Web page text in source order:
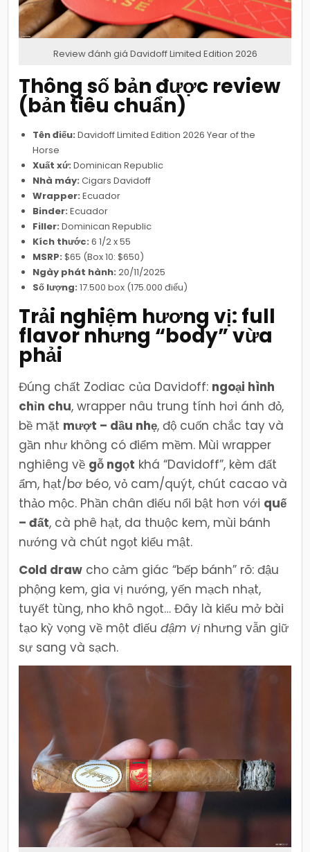
Review đánh giá Davidoff Limited Edition 2026
Thông số bản được review
(bản tiêu chuẩn)
Tên điếu: Davidoff Limited Edition 2026 Year of the
Horse
Xuất xứ: Dominican Republic
Nhà máy: Cigars Davidoff
Wrapper: Ecuador
Binder: Ecuador
Filler: Dominican Republic
Kích thước: 6 1/2 x 55
MSRP: $65 (Box 10: $650)
Ngày phát hành: 20/11/2025
Số lượng: 17.500 box (175.000 điếu)
Trải nghiệm hương vị: full
flavor nhưng “body” vừa
phải
Đúng chất Zodiac của Davidoff: ngoại hình
chỉn chu, wrapper nâu trung tính hơi ánh đỏ,
bề mặt mượt – dầu nhẹ, độ cuốn chắc tay và
gần như không có điểm mềm. Mùi wrapper
nghiêng về gỗ ngọt khá “Davidoff”, kèm đất
ẩm, hạt/bơ béo, vỏ cam/quýt, chút cacao và
thảo mộc. Phần chân điếu nổi bật hơn với quế
– đất, cà phê hạt, da thuộc kem, mùi bánh
nướng và chút ngọt kiểu mật.
Cold draw cho cảm giác “bếp bánh” rõ: đậu
phộng kem, gia vị nướng, yến mạch nhạt,
tuyết tùng, nho khô ngọt… Đây là kiểu mở bài
tạo kỳ vọng về một điếuđậm vị nhưng vẫn giữ
sự sang và sạch.